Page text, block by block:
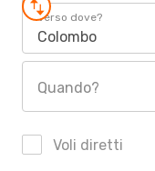
Verso dove?
Colombo
Quando?
Voli diretti